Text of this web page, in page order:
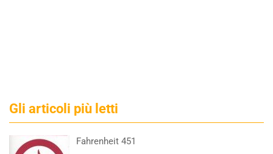
Gli articoli più letti
Fahrenheit 451